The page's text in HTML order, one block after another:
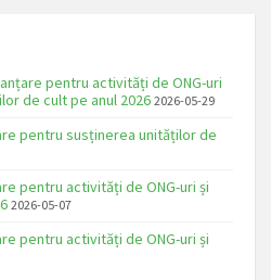
pentru activități de ONG-uri
de cult pe anul 2026 2026-05-29
pentru susținerea unităților de
pentru activități de ONG-uri și
2026-05-07
pentru activități de ONG-uri și